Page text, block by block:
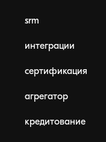
srm
интеграции
сертификация
агрегатор
кредитование